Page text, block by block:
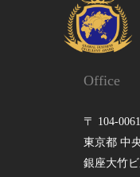
Office
〒 104-0061
東京都 中
銀座大竹